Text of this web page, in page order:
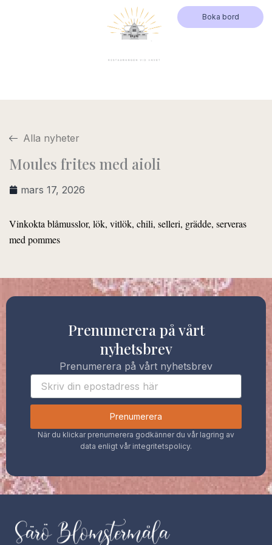
Boka bord
Alla nyheter
Moules frites med aioli
mars 17, 2026
Vinkokta blåmusslor, lök, vitlök, chili, selleri, grädde, serveras
med pommes
Prenumerera på vårt
nyhetsbrev
Prenumerera på vårt nyhetsbrev
Prenumerera
När du klickar prenumerera godkänner du vår lagring av
data enligt vår integritetspolicy.